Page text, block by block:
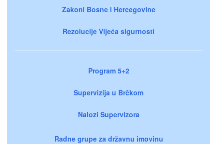
Zakoni Bosne i Hercegovine
Rezolucije Vijeća sigurnosti
Program 5+2
Supervizija u Brčkom
Nalozi Supervizora
Radne grupe za državnu imovinu